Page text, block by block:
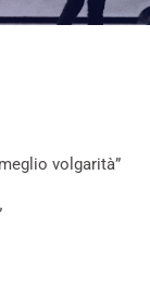
volgarità”